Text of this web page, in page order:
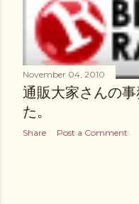
November 04, 2010
通販大家さんの
た。
Share Post a Comment